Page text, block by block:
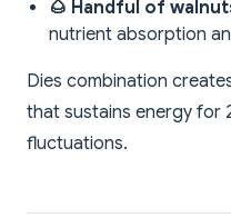
🌰 Handful of
nutrient absorption
Dies combination
that sustains energy for
fluctuations.